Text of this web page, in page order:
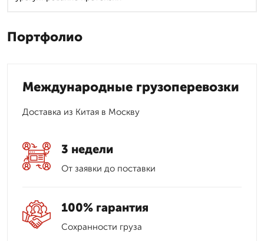
Портфолио
Международные грузоперевозки
Доставка из Китая в Москву
3 недели
От заявки до поставки
100% гарантия
Сохранности груза